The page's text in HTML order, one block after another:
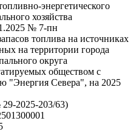
энергетического
хозяйства
№ 7-пн
топлива на источниках
на территории города
округа
обществом с
"Энергия Севера", на 2025
2025-203/63)